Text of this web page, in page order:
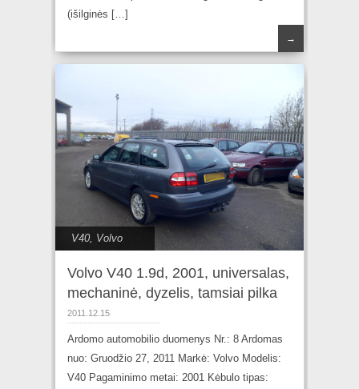
(išilginės […]
→
V40 Volvo
Volvo V40 1.9d, 2001, universalas,
mechaninė, dyzelis, tamsiai pilka
2011.12.15
Ardomo automobilio duomenys Nr.: 8 Ardomas
nuo: Gruodžio 27, 2011 Markė: Volvo Modelis:
V40 Pagaminimo metai: 2001 Kėbulo tipas: